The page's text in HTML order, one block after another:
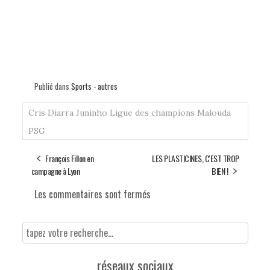
Publié dans Sports - autres
Cris Diarra Juninho Ligue des champions Malouda
PSG
François Fillon en
campagne à Lyon
LES PLASTICINES, C'EST TROP
BIEN !
Les commentaires sont fermés
réseaux sociaux